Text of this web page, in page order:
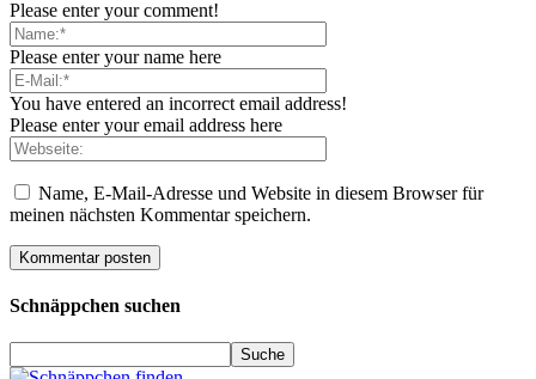
Please enter your comment!
Please enter your name here
You have entered an incorrect email address!
Please enter your email address here
Name, E-Mail-Adresse und Website in diesem Browser für
meinen nächsten Kommentar speichern.
Schnäppchen suchen